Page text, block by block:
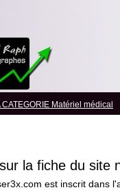
Matériel médical
la fiche du site
est inscrit dans